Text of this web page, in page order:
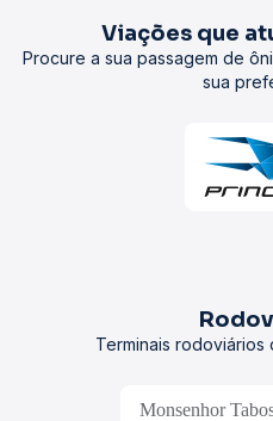
Viações que
Procure a sua passagem de
sua
Terminais rodoviários
Monsenhor